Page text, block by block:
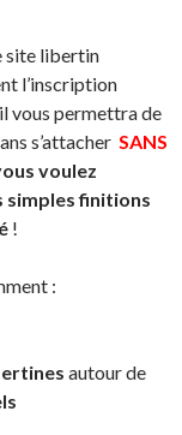
site libertin
l’inscription
vous permettra de
s’attacher SANS
voulez
simples finitions
!
:
autour de